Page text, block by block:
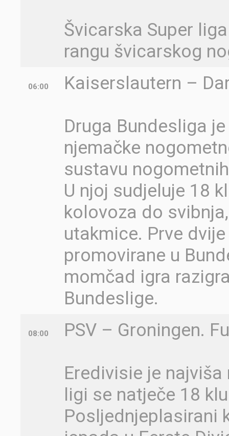
Švicarska Super
rangu švicarskog
06:00
Kaiserslautern –
Druga Bundesliga
njemačke
sustavu
U njoj sudjeluje 18
kolovoza do
utakmice. Prve
promovirane u
momčad igra
Bundeslige.
08:00
PSV – Groningen.
Eredivisie je
ligi se natječe 18
Posljednjeplasirani